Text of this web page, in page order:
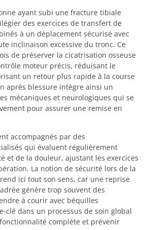
ayant subi une fracture tibiale
des exercices de transfert de
à un déplacement sécurisé avec
inclinaison excessive du tronc. Ce
de préserver la cicatrisation osseuse
moteur précis, réduisant le
un retour plus rapide à la course
après blessure intègre ainsi un
mécaniques et neurologiques qui se
pour assurer une remise en
accompagnés par des
qui évaluent régulièrement
et de la douleur, ajustant les exercices
La notion de sécurité lors de la
ici tout son sens, car une reprise
génère trop souvent des
à courir avec béquilles
clé dans un processus de soin global
complète et prévenir